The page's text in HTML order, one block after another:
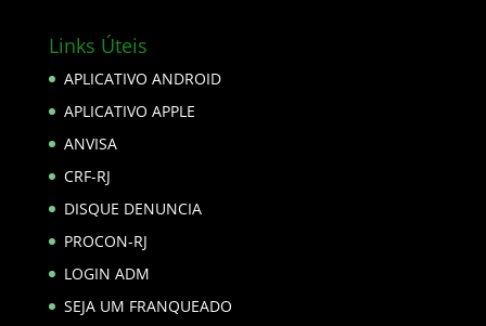
Links Úteis
APLICATIVO ANDROID
APLICATIVO APPLE
ANVISA
CRF-RJ
DISQUE DENUNCIA
PROCON-RJ
LOGIN ADM
SEJA UM FRANQUEADO